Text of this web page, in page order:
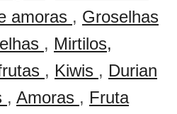
amoras , Groselhas
, Mirtilos,
, Kiwis , Durian
, Amoras , Fruta